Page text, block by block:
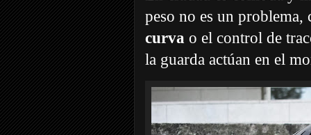
peso no es un
curva o el control de
la guarda actúan en el